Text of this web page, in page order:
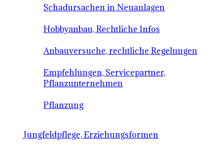
Schadursachen in Neuanlagen
Hobbyanbau, Rechtliche Infos
Anbauversuche, rechtliche Regelungen
Empfehlungen, Servicepartner,
Pflanzunternehmen
Pflanzung
Jungfeldpflege, Erziehungsformen